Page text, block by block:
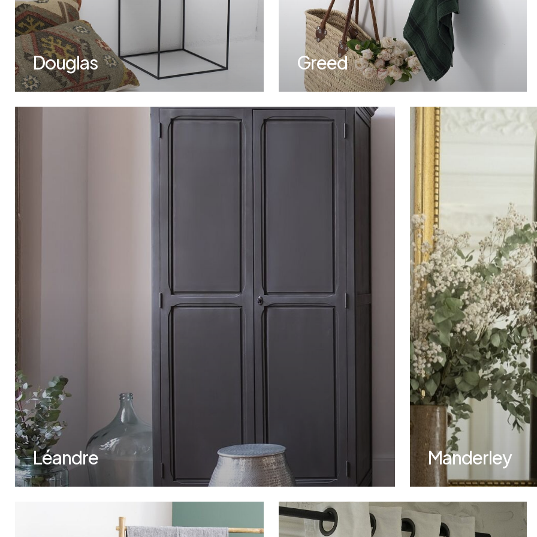
Douglas Greed
Léandre Manderley